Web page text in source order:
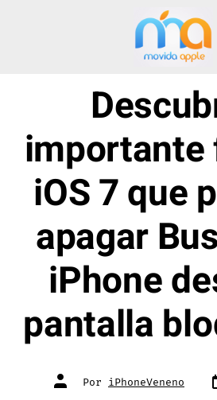
importante
iOS 7 que
apagar
iPhone
pantalla
Autor
de Por iPhoneVeneno